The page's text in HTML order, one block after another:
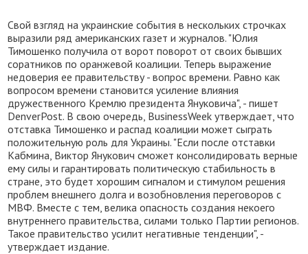
Свой взгляд на украинские события в нескольких строчках
выразили ряд американских газет и журналов. "Юлия
Тимошенко получила от ворот поворот от своих бывших
соратников по оранжевой коалиции. Теперь выражение
недоверия ее правительству - вопрос времени. Равно как
вопросом времени становится усиление влияния
дружественного Кремлю президента Януковича", - пишет
DenverPost. В свою очередь, BusinessWeek утверждает, что
отставка Тимошенко и распад коалиции может сыграть
положительную роль для Украины. "Если после отставки
Кабмина, Виктор Янукович сможет консолидировать верные
ему силы и гарантировать политическую стабильность в
стране, это будет хорошим сигналом и стимулом решения
проблем внешнего долга и возобновления переговоров с
МВФ. Вместе с тем, велика опасность создания некоего
внутреннего правительства, силами только Партии регионов.
Такое правительство усилит негативные тенденции", -
утверждает издание.